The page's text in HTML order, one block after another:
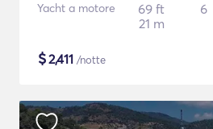
Yacht a motore
69 ft
21 m
6
$2,411 /notte